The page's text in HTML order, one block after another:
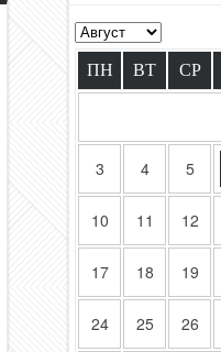
ПН ВТ СР
3 4 5
10 11 12
17 18 19
24 25 26